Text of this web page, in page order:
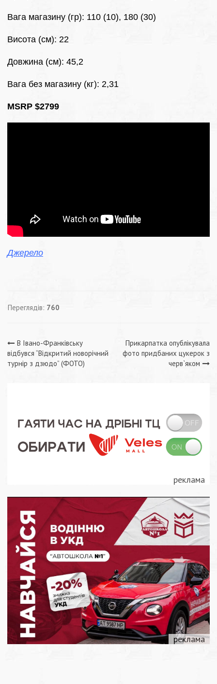
Вага магазину (гр): 110 (10), 180 (30)
Висота (см): 22
Довжина (см): 45,2
Вага без магазину (кг): 2,31
MSRP $2799
Джерело
Переглядів: 760
Навігація
записів
В Івано-Франківську
відбувся “Відкритий новорічний
турнір з дзюдо” (ФОТО)
Прикарпатка опублікувала
фото придбаних цукерок з
черв`яком